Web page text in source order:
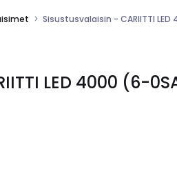
Sisustusvalaisin - CARIITTI LED
LED 4000 (6-